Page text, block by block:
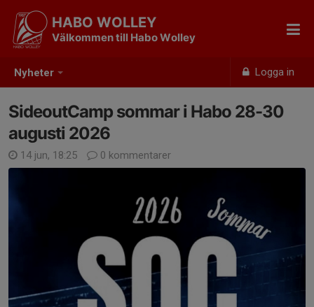
Nyheter Logga in
HABO WOLLEY
Välkommen till Habo Wolley
SideoutCamp sommar i Habo 28-30
augusti 2026
14 jun, 18:25 0 kommentarer